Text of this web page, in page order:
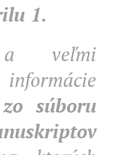
1.
a veľmi
súboru